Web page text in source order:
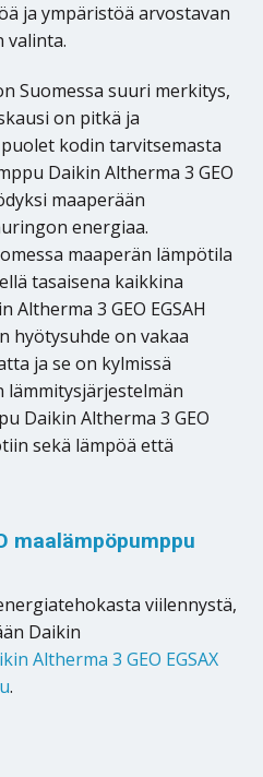
ja ympäristöä arvostavan
valinta.
Suomessa suuri merkitys,
on pitkä ja
kodin tarvitsemasta
Daikin Altherma 3 GEO
maaperään
energiaa.
maaperän lämpötila
tasaisena kaikkina
Altherma 3 GEO EGSAH
hyötysuhde on vakaa
ja se on kylmissä
lämmitysjärjestelmän
Daikin Altherma 3 GEO
sekä lämpöä että
maalämpöpumppu
viilennystä,
Daikin
Altherma 3 GEO EGSAX
.